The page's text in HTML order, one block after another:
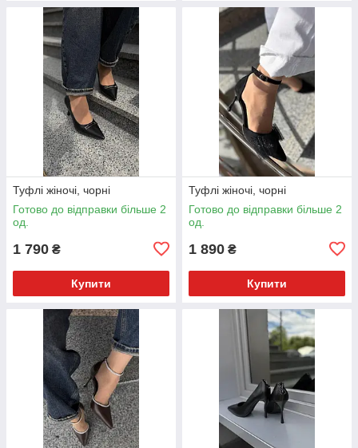
Туфлі жіночі, чорні
Готово до відправки більше 2
од.
1 790 ₴
Купити
Туфлі жіночі, чорні
Готово до відправки більше 2
од.
1 890 ₴
Купити